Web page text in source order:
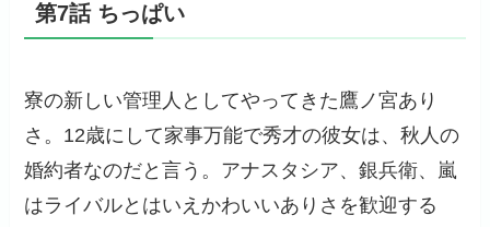
第7話 ちっぱい
寮の新しい管理人としてやってきた鷹ノ宮あり
さ。12歳にして家事万能で秀才の彼女は、秋人の
婚約者なのだと言う。アナスタシア、銀兵衛、嵐
はライバルとはいえかわいいありさを歓迎する